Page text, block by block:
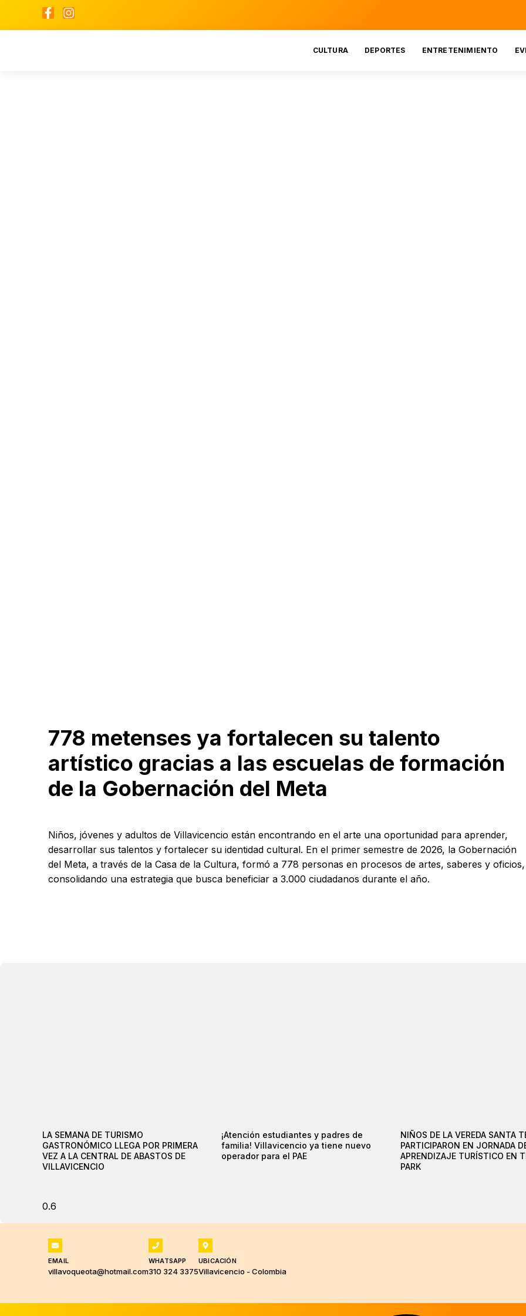
CULTURA DEPORTES ENTRETENIMIENTO
778 metenses ya fortalecen su talento
artístico gracias a las escuelas de formación
de la Gobernación del Meta
Niños, jóvenes y adultos de Villavicencio están encontrando en el arte una oportunidad para aprender,
desarrollar sus talentos y fortalecer su identidad cultural. En el primer semestre de 2026, la Gobernación
del Meta, a través de la Casa de la Cultura, formó a 778 personas en procesos de artes, saberes y oficios,
consolidando una estrategia que busca beneficiar a 3.000 ciudadanos durante el año.
LA SEMANA DE TURISMO
GASTRONÓMICO LLEGA POR PRIMERA
VEZ A LA CENTRAL DE ABASTOS DE
VILLAVICENCIO
¡Atención estudiantes y padres de
familia! Villavicencio ya tiene nuevo
operador para el PAE
NIÑOS DE LA VEREDA SANTA
PARTICIPARON EN JORNADA
APRENDIZAJE TURÍSTICO EN
PARK
EMAIL
villavoqueota@hotmail.com
WHATSAPP
310 324 3375
UBICACIÓN
Villavicencio - Colombia